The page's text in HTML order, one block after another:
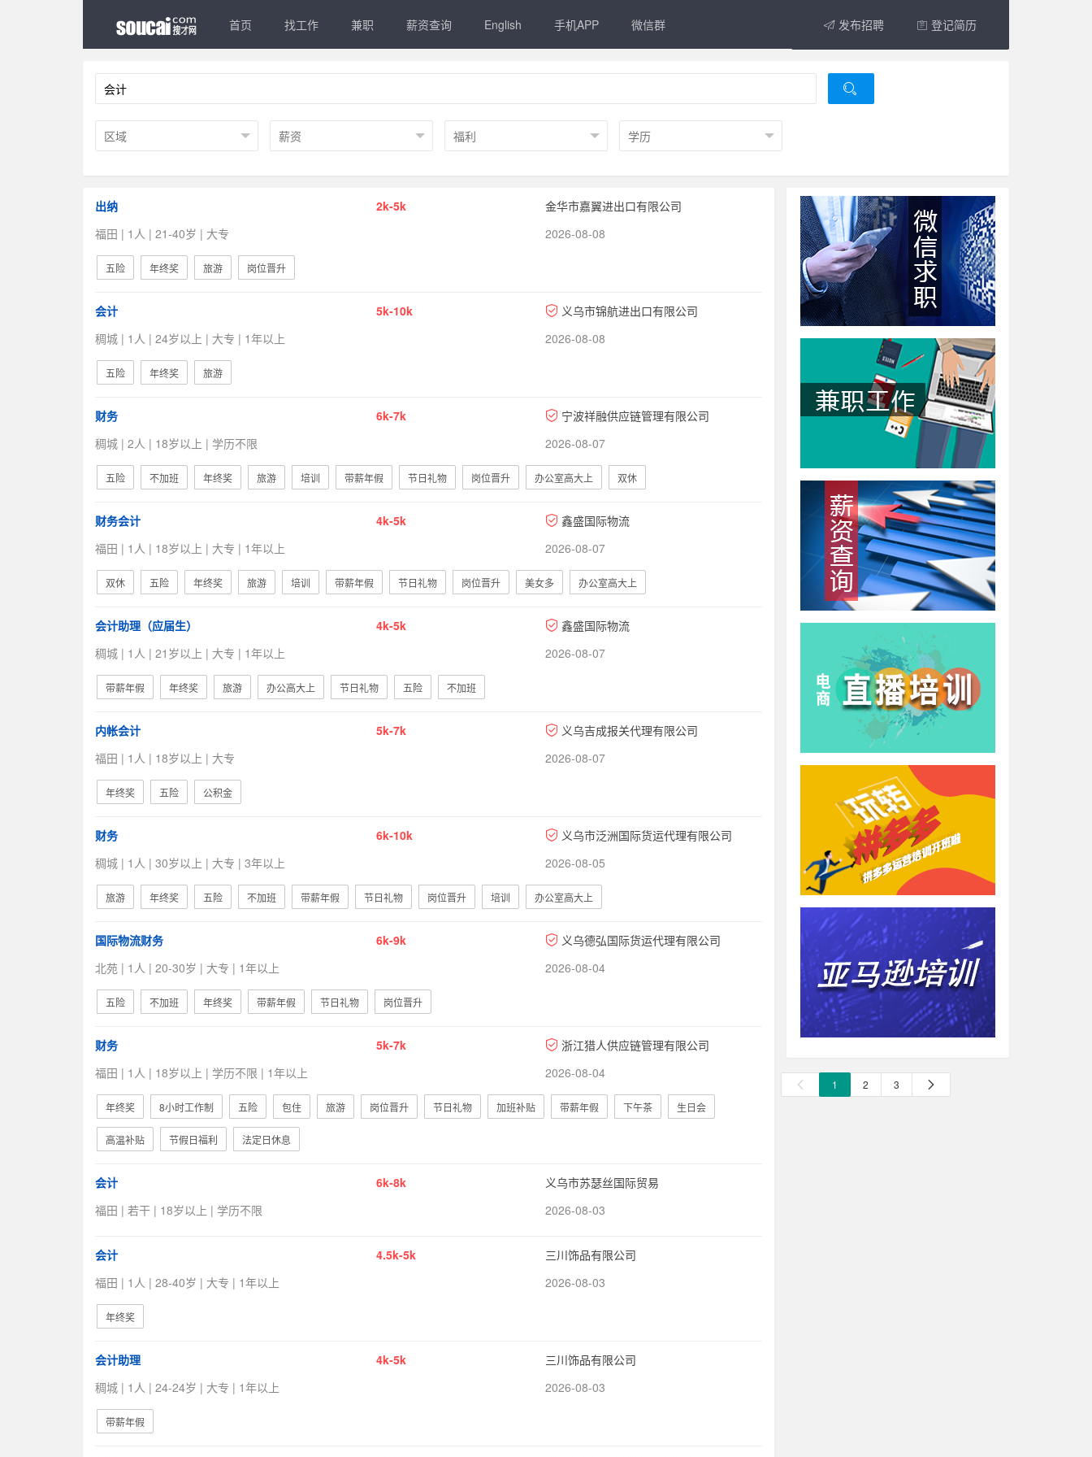
首页 找工作 兼职 薪资查询 English 手机APP 微信群 发布招聘 登记简历
出纳 2k-5k
金华市嘉翼进出口有限公司
福田 | 1人 | 21-40岁 | 大专
2026-08-08
五险 年终奖 旅游 岗位晋升
会计 5k-10k
义乌市锦航进出口有限公司
稠城 | 1人 | 24岁以上 | 大专 | 1年以上
2026-08-08
五险 年终奖 旅游
财务 6k-7k
宁波祥融供应链管理有限公司
稠城 | 2人 | 18岁以上 | 学历不限
2026-08-07
五险 不加班 年终奖 旅游 培训 带薪年假 节日礼物 岗位晋升 办公室高大上 双休
财务会计 4k-5k
鑫盛国际物流
福田 | 1人 | 18岁以上 | 大专 | 1年以上
2026-08-07
双休 五险 年终奖 旅游 培训 带薪年假 节日礼物 岗位晋升 美女多 办公室高大上
会计助理（应届生） 4k-5k
鑫盛国际物流
稠城 | 1人 | 21岁以上 | 大专 | 1年以上
2026-08-07
带薪年假 年终奖 旅游 办公高大上 节日礼物 五险 不加班
内帐会计 5k-7k
义乌吉成报关代理有限公司
福田 | 1人 | 18岁以上 | 大专
2026-08-07
年终奖 五险 公积金
财务 6k-10k
义乌市泛洲国际货运代理有限公司
稠城 | 1人 | 30岁以上 | 大专 | 3年以上
2026-08-05
旅游 年终奖 五险 不加班 带薪年假 节日礼物 岗位晋升 培训 办公室高大上
国际物流财务 6k-9k
义乌德弘国际货运代理有限公司
北苑 | 1人 | 20-30岁 | 大专 | 1年以上
2026-08-04
五险 不加班 年终奖 带薪年假 节日礼物 岗位晋升
财务 5k-7k
浙江猎人供应链管理有限公司
福田 | 1人 | 18岁以上 | 学历不限 | 1年以上
2026-08-04
年终奖 8小时工作制 五险 包住 旅游 岗位晋升 节日礼物 加班补贴 带薪年假 下午茶 生日会
高温补贴 节假日福利 法定日休息
会计 6k-8k
义乌市苏瑟丝国际贸易
福田 | 若干 | 18岁以上 | 学历不限
2026-08-03
会计 4.5k-5k
三川饰品有限公司
福田 | 1人 | 28-40岁 | 大专 | 1年以上
2026-08-03
年终奖
会计助理 4k-5k
三川饰品有限公司
稠城 | 1人 | 24-24岁 | 大专 | 1年以上
2026-08-03
带薪年假
 1 2 3 